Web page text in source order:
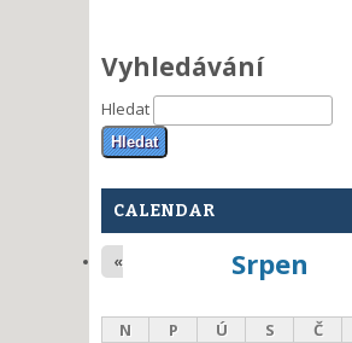
Vyhledávání
Hledat
CALENDAR
Srpen
«
N P Ú S Č